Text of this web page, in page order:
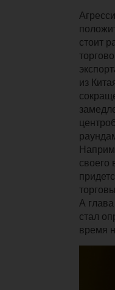
стоит
из
своего
А
стал
время